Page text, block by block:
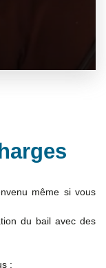
même si vous
du bail avec des
: